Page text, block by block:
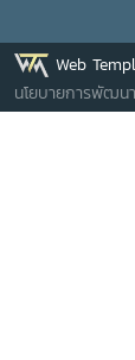
Web
นโยบายการพัฒน